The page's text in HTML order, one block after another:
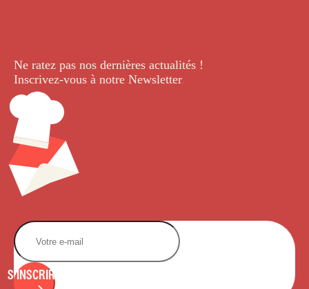
Ne ratez pas nos dernières actualités !
Inscrivez-vous à notre Newsletter.
S'INSCRIRE